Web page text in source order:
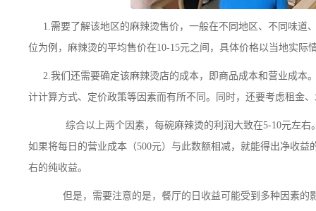
1.需要了解该地区的麻辣烫售价，一般在不同地区、不同味
位为例，麻辣烫的平均售价在10-15元之间，具体价格以当地实际
2.我们还需要确定该麻辣烫店的成本，即商品成本和营业成本
计计算方式、定价政策等因素而有所不同。同时，还要考虑租金
综合以上两个因素，每碗麻辣烫的利润大致在5-10元左右
如果将每日的营业成本（500元）与此数额相减，就能得出净收
右的纯收益。
但是，需要注意的是，餐厅的日收益可能受到多种因素的